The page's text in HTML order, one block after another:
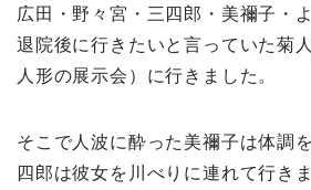
広田・野々宮・三四郎・美禰子・
退院後に行きたいと言っていた菊
人形の展示会）に行きました。
そこで人波に酔った美禰子は体調
四郎は彼女を川べりに連れて行き